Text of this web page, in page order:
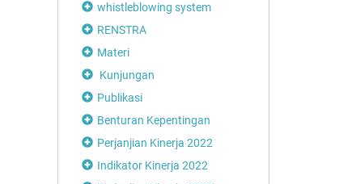
whistleblowing system
RENSTRA
Materi
Kunjungan
Publikasi
Benturan Kepentingan
Perjanjian Kinerja 2022
Indikator Kinerja 2022